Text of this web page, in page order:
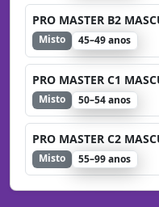
PRO MASTER B2
Misto 45–49 anos
PRO MASTER C1
Misto 50–54 anos
PRO MASTER C2
Misto 55–99 anos